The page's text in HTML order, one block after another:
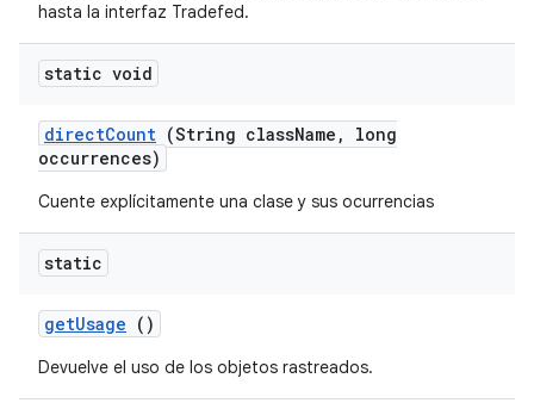
hasta la interfaz Tradefed.
static void
directCount (String className ,
long
occurrences)
Cuente explícitamente una clase y sus ocurrencias
static
getUsage ()
Devuelve el uso de los objetos rastreados.